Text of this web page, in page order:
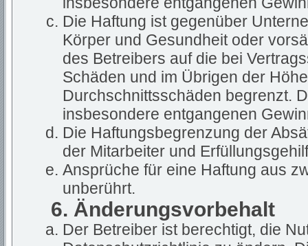
Die Haftung ist gegenüber
Körper und Gesundheit oder
des Betreibers auf die bei
Schäden und im Übrigen der
Durchschnittsschäden begrenzt.
insbesondere entgangenen
Die Haftungsbegrenzung der
der Mitarbeiter und
Ansprüche für eine Haftung aus
unberührt.
6. Änderungsvorbehalt
Der Betreiber ist berechtigt, die